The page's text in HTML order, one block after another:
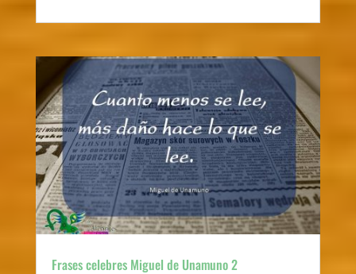
Frases celebres Miguel de Unamuno 2